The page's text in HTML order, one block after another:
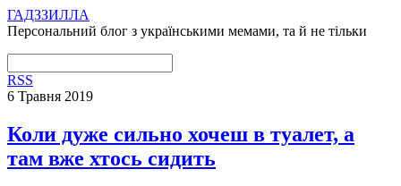
ГАДЗЗИЛЛА
Персональний блог з українськими мемами, та й не тільки
RSS
6 Травня 2019
Коли дуже сильно хочеш в туалет, а
там вже хтось сидить